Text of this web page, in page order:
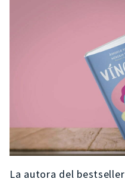
La autora del bestseller